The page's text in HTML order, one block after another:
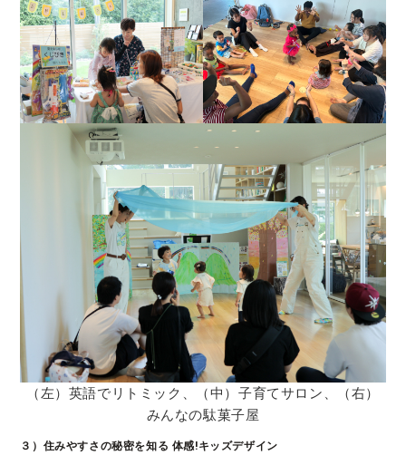
（左）英語でリトミック、（中）子育てサロン、（右）
みんなの駄菓子屋
３）住みやすさの秘密を知る 体感!キッズデザイン